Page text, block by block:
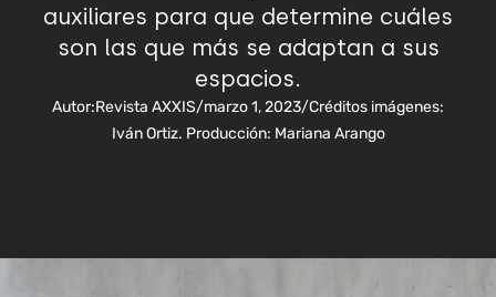
auxiliares para que determine cuáles
son las que más se adaptan a sus
espacios.
Autor:Revista AXXIS/marzo 1, 2023/Créditos imágenes:
Iván Ortiz. Producción: Mariana Arango